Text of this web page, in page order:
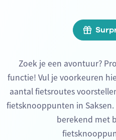
Zoek je een avontuur?
functie! Vul je voorkeuren
aantal fietsroutes
fietsknooppunten in
berekend met